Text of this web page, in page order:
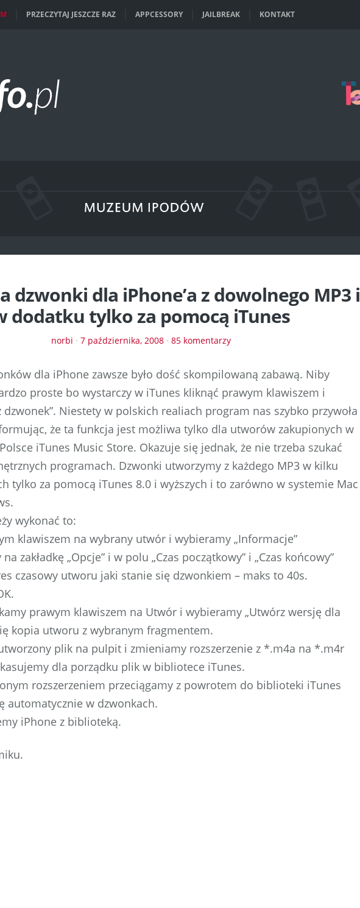
PRZECZYTAJ JESZCZE RAZ APPCESSORY JAILBREAK KONTAKT
dzwonki dla iPhone’a z dowolnego MP3 i
dodatku tylko za pomocą iTunes
norbi · 7 października, 2008· 85 komentarzy
dla iPhone zawsze było dość skompilowaną zabawą. Niby
proste bo wystarczy w iTunes kliknąć prawym klawiszem i
dzwonek”. Niestety w polskich realiach program nas szybko przywoła
że ta funkcja jest możliwa tylko dla utworów zakupionych w
iTunes Music Store. Okazuje się jednak, że nie trzeba szukać
programach. Dzwonki utworzymy z każdego MP3 w kilku
tylko za pomocą iTunes 8.0 i wyższych i to zarówno w systemie Mac
wykonać to:
klawiszem na wybrany utwór i wybieramy „Informacje”
zakładkę „Opcje” i w polu „Czas początkowy” i „Czas końcowy”
czasowy utworu jaki stanie się dzwonkiem – maks to 40s.
prawym klawiszem na Utwór i wybieramy „Utwórz wersję dla
kopia utworu z wybranym fragmentem.
plik na pulpit i zmieniamy rozszerzenie z *.m4a na *.m4r
dla porządku plik w bibliotece iTunes.
rozszerzeniem przeciągamy z powrotem do biblioteki iTunes
automatycznie w dzwonkach.
iPhone z biblioteką.